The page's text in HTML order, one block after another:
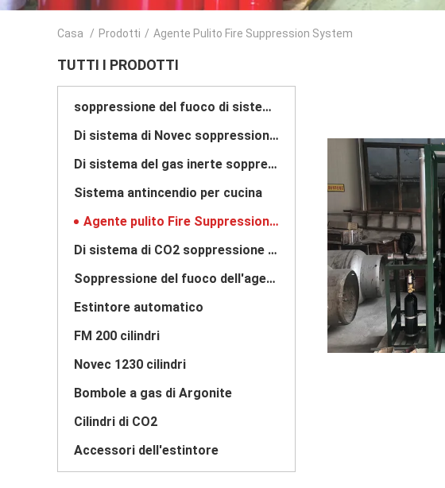
Casa / Prodotti / Agente Pulito Fire Suppression System
TUTTI I PRODOTTI
soppressione del fuoco di sistema fm200
Di sistema di Novec soppressione del fuoco 1230
Di sistema del gas inerte soppressione del fuoco
Sistema antincendio per cucina
Agente pulito Fire Suppression System
Di sistema di CO2 soppressione del fuoco
Soppressione del fuoco dell'agente pulito
Estintore automatico
FM 200 cilindri
Novec 1230 cilindri
Bombole a gas di Argonite
Cilindri di CO2
Accessori dell'estintore